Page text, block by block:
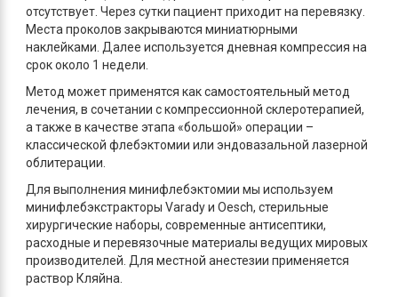
отсутствует. Через сутки пациент приходит на перевязку.
Места проколов закрываются миниатюрными
наклейками. Далее используется дневная компрессия на
срок около 1 недели.
Метод может применятся как самостоятельный метод
лечения, в сочетании с компрессионной склеротерапией,
а также в качестве этапа «большой» операции –
классической флебэктомии или эндовазальной лазерной
облитерации.
Для выполнения минифлебэктомии мы используем
минифлебэкстракторы Varady и Oesch, стерильные
хирургические наборы, современные антисептики,
расходные и перевязочные материалы ведущих мировых
производителей. Для местной анестезии применяется
раствор Кляйна.